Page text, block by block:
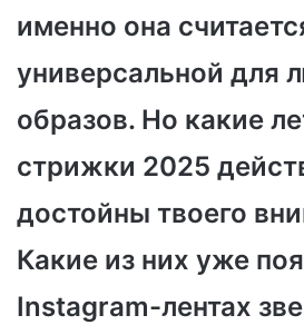
именно она
универсальной для
образов. Но какие
стрижки 2025
достойны твоего
Какие из них уже
Instagram-лентах